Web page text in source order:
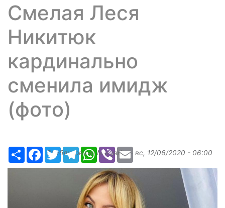
Смелая Леся
Никитюк
кардинально
сменила имидж
(фото)
РесурсFacebook
TwitterTelegramWhatsApp
Viber Email
Опубликовано Margarita- вс, 12/06/2020 - 06:00